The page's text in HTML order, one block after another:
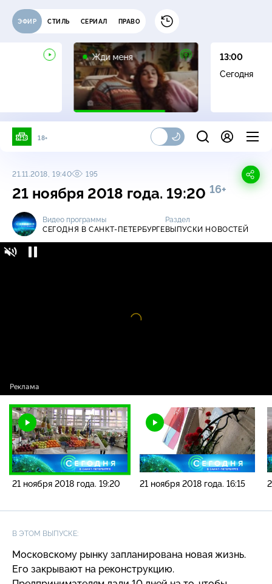
ЭФИР СТИЛЬ СЕРИАЛ ПРАВО
Жди меня
16+
13:00
Сегодня
18+
21.11.2018, 19:40 195
21 ноября 2018 года. 19:20 16+
Видео программы
СЕГОДНЯ В САНКТ-ПЕТЕРБУРГЕ
Раздел
ВЫПУСКИ НОВОСТЕЙ
Видео
21 ноября 2018 года. 19:20 21 ноября 2018 года. 16:15
В ЭТОМ ВЫПУСКЕ:
Московскому рынку запланирована новая жизнь.
Его закрывают на реконструкцию.